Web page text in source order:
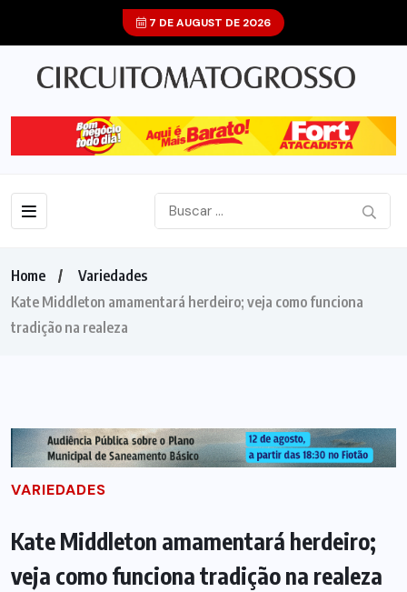
7 DE AUGUST DE 2026
Home
Variedades
Kate Middleton amamentará herdeiro; veja como funciona
tradição na realeza
VARIEDADES
Kate Middleton amamentará herdeiro;
veja como funciona tradição na realeza